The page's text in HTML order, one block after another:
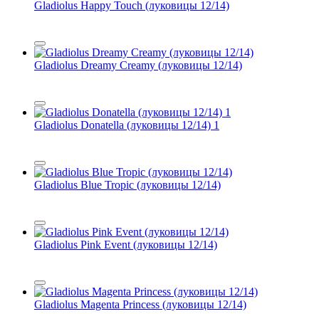
Gladiolus Happy Touch (луковицы 12/14)
Gladiolus Dreamy Creamy (луковицы 12/14)
Gladiolus Donatella (луковицы 12/14) 1
Gladiolus Blue Tropic (луковицы 12/14)
Gladiolus Pink Event (луковицы 12/14)
Gladiolus Magenta Princess (луковицы 12/14)